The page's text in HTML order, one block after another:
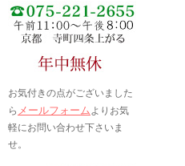
お気付きの点がございました
ら メールフォームよりお気
軽にお問い合わせ下さいま
せ。